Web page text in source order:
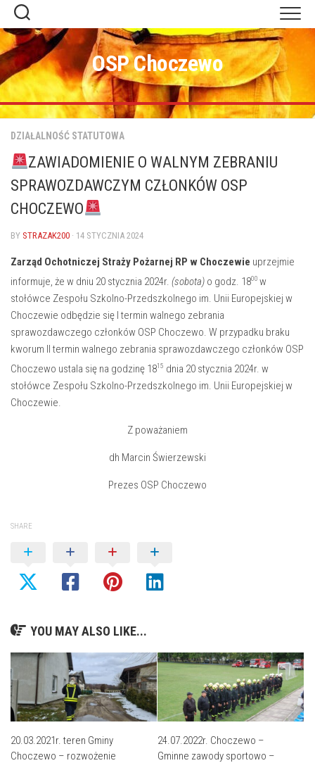
Skip
content
OSP Choczewo
DZIAŁALNOŚĆ STATUTOWA
ZAWIADOMIENIE O WALNYM ZEBRANIU
SPRAWOZDAWCZYM CZŁONKÓW OSP
CHOCZEWO
BY STRAZAK200 · 14 STYCZNIA 2024
Zarząd Ochotniczej Straży Pożarnej RP w Choczewie uprzejmie
informuje, że w dniu 20 stycznia 2024r. (sobota) o godz. 1800 w
stołówce Zespołu Szkolno-Przedszkolnego im. Unii Europejskiej w
Choczewie odbędzie się I termin walnego zebrania
sprawozdawczego członków OSP Choczewo. W przypadku braku
kworum II termin walnego zebrania sprawozdawczego członków OSP
Choczewo ustala się na godzinę 1815 dnia 20 stycznia 2024r. w
stołówce Zespołu Szkolno-Przedszkolnego im. Unii Europejskiej w
Choczewie.
Z poważaniem
dh Marcin Świerzewski
Prezes OSP Choczewo
SHARE
YOU MAY ALSO LIKE...
20.03.2021r. teren Gminy
Choczewo – rozwożenie
24.07.2022r. Choczewo –
Gminne zawody sportowo –